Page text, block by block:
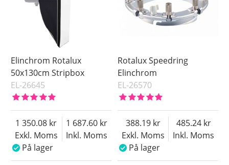
Elinchrom Rotalux
50x130cm Stripbox
EL-26645
Exkl. Moms
1 350.08
Inkl. Moms
1 687.60
På lager
Rotalux Speedring
Elinchrom
EL-26570
Exkl. Moms
388.19
Inkl. Moms
485.24
På lager